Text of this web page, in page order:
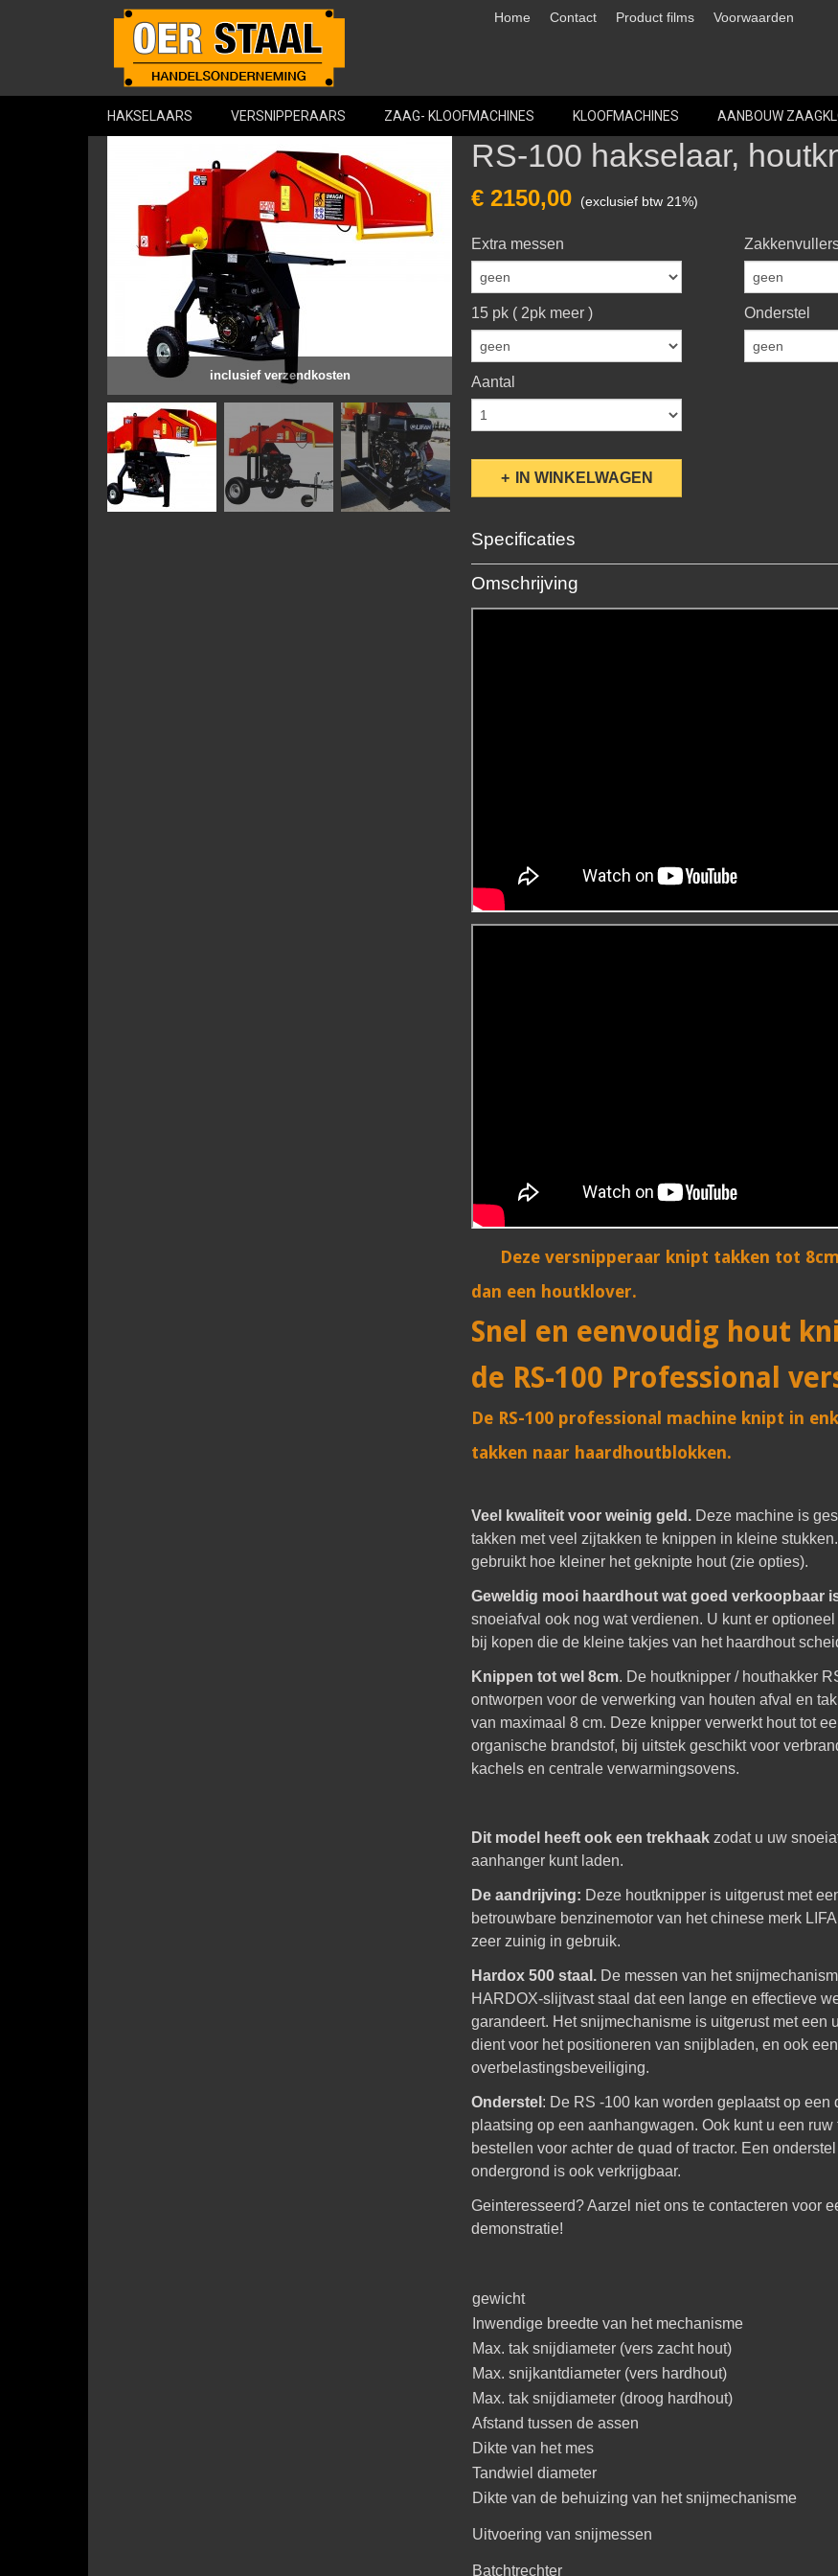
Home Contact Product films Voorwaarden
HAKSELAARS VERSNIPPERAARS ZAAG- KLOOFMACHINES KLOOFMACHINES AANBOUW
inclusief verzendkosten
RS-100 hakselaar,
€ 2150,00 (exclusief btw 21%)
Extra messen
15 pk ( 2pk meer ) Onderstel
Aantal
IN WINKELWAGEN
Specificaties
Productcode
Minimum / aanbevolen PK
Gewicht
310 kg
Gewicht knipmachine met transportband
400 kg
Omschrijving
Deze versnipperaar knipt takken tot
dan een houtklover.
Snel en eenvoudig hout
de RS-100 Professional
De RS-100 professional machine knipt in
takken naar haardhoutblokken.
Veel kwaliteit voor weinig geld. Deze machine is
takken met veel zijtakken te knippen in kleine
gebruikt hoe kleiner het geknipte hout (zie opties).
Geweldig mooi haardhout wat goed verkoopbaar
snoeiafval ook nog wat verdienen. U kunt er
bij kopen die de kleine takjes van het haardhout
Knippen tot wel 8cm. De houtknipper / houthakker
ontworpen voor de verwerking van houten afval en
van maximaal 8 cm. Deze knipper verwerkt hout tot
organische brandstof, bij uitstek geschikt voor
kachels en centrale verwarmingsovens.
Dit model heeft ook een trekhaak zodat u uw
aanhanger kunt laden.
De aandrijving: Deze houtknipper is uitgerust met
betrouwbare benzinemotor van het chinese merk
zeer zuinig in gebruik.
Hardox 500 staal. De messen van het
HARDOX-slijtvast staal dat een lange en effectieve
garandeert. Het snijmechanisme is uitgerust met een
dient voor het positioneren van snijbladen, en ook
overbelastingsbeveiliging.
Onderstel : De RS -100 kan worden geplaatst op een
plaatsing op een aanhangwagen. Ook kunt u een
bestellen voor achter de quad of tractor. Een
ondergrond is ook verkrijgbaar.
Geinteresseerd? Aarzel niet ons te contacteren voor
demonstratie!
gewicht
Inwendige breedte van het mechanisme
Max. tak snijdiameter (vers zacht hout)
Max. snijkantdiameter (vers hardhout)
Max. tak snijdiameter (droog hardhout)
Afstand tussen de assen
Dikte van het mes
Tandwiel diameter
Dikte van de behuizing van het snijmechanisme
Uitvoering van snijmessen
Batchtrechter